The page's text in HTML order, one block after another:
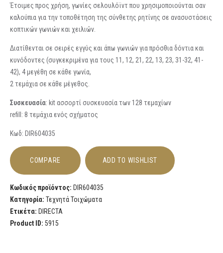
Έτοιμες προς χρήση, γωνίες σελουλόϊντ που χρησιμοποιούνται σαν
καλούπια για την τοποθέτηση της σύνθετης ρητίνης σε ανασυστάσεις
κοπτικών γωνιών και χειλιών.
Διατίθενται σε σειρές εγγύς και άπω γωνιών για πρόσθια δόντια και
κυνόδοντες (συγκεκριμένα για τους 11, 12, 21, 22, 13, 23, 31-32, 41-
42), 4 μεγέθη σε κάθε γωνία,
2 τεμάχια σε κάθε μέγεθος.
Συσκευασία: kit ασσορτί συσκευασία των 128 τεμαχίων
refill: 8 τεμάχια ενός σχήματος
Κωδ: DIR604035
COMPARE ADD TO WISHLIST
Κωδικός προϊόντος: DIR604035
Κατηγορία: Τεχνητά Τοιχώματα
Ετικέτα: DIRECTA
Product ID: 5915